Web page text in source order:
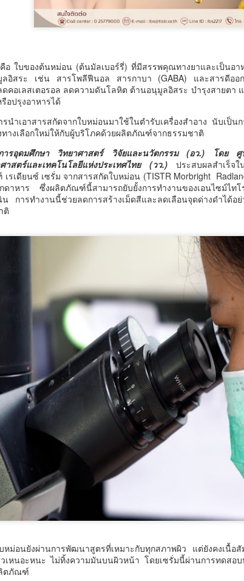
อ ใบของต้นหม่อน (ต้นมัลเบอร์รี่) ที่มีสรรพคุณทางยาและเป็นอา
ลอิสระ เช่น สารโพลีฟีนอล สารกาบา (GABA) และสารดีออ
คอเลสเตอรอล ลดความดันโลหิต ต้านอนุมูลอิสระ บำรุงสายตา
อปรุงอาหารได้
นำเอาสารสกัดจากใบหม่อนมาใช้ในตำรับเครื่องสำอาง นับเป็น
างเลือกใหม่ให้กับผู้บริโภคด้วยผลิตภัณฑ์จากธรรมชาติ
การอุดมศึกษา วิทยาศาสตร์ วิจัยและนวัตกรรม (อว.) โดย ศู
าสตร์และเทคโนโลยีแห่งประเทศไทย (วว.) ประสบผลสำเร็จ
เรเดียนซ์ เซรั่ม จากสารสกัดใบหม่อน (TISTR Morbright
ดาหาร ซึ่งผลิตภัณฑ์นี้สามารถยับยั้งการทำงานของเอนไซม์ไท
น การทำงานนี้ช่วยลดการสร้างเม็ดสีและลดเลือนจุดด่างดำได้อ
ติ
หม่อนยังผ่านการพัฒนาสูตรที่เหมาะกับทุกสภาพผิว แต่ยังคงเนื้อ
วเหนอะหนะ ไม่ทิ้งความมันบนผิวหน้า โดยเซรั่มนี้ผ่านการทดสอ
ตภัณฑ์
AUG
มูลนิธิกองทุนนิยมไทย
จับมือ กระทรวง
ลักษณ์อาหารภูมิภาค
"รสถิ่นไทย" เฟ้นหาเมนู
ต้นตำรับ 4 ภูมิภาค ดัน
Soft Power สู่ระดับโลก
มูลนิธิกองทุนนิยมไทย จับมือ
กระทรวงวัฒนธรรม แถลงเปิดตัว
โครงการ ประกวดอัตลักษณ์อาหาร
ภูมิภาค "รสถิ่นไทย" เฟ้นหาเมนูต้น
ตำรับ 4 ภูมิภาค ดัน Soft Power สู่
ระดับโลก
กองทุนนิยมไทย ร่วมกับกระทรวง
ภูมิภาค "รสถิ่นไทย" ณ มูลนิธิ
กองทุนนิยมไทย เขตบางรัก
กรุงเทพฯ เพื่อรวบรวม ยกระดับ และ
ส่งเสริมอัตลักษณ์อาหารท้องถิ่นไทย
สู่การสร้างมูลค่าเพิ่มทางเศรษฐกิจ
และการท่องเที่ยวเชิงอาหาร อย่าง
ยั่งยืน
งานแถลงข่า
AUG
6
นครบาล 1
แกะรอยขย
กลางกรุง
นครบาล 1 กัดไม่ปล่อ
มากว่า 300 โล ก่อนเข้
ย้อนไปเมื่อ 16 มี.ค
กก.สืบสวนนครบาล
5
วศ.อว. จับมือ ทช.ทส. ยกระดับห้องปฏิบัติการไมโค
พลาสติกสู่มาตรฐานสากล
“AppTech”​ ยกกำลังประเทศไทยจากฐานราก​ เมื่อ
เทคโนโลยีที่เหมาะสมเป็นกลไกยกระดับทุนมนุษย์
“AppTech”​ ยกกำลังประเทศไทยจากฐานราก​ เมื่อเทคโนโลยีที่เหม
กลไกยกระดับทุนมนุษย์
หน่วยบริหารจัดการทุนด้านพัฒนาพื้นที่ (บพท.) สำนักงานเร่งรัดการ
และนวัตกรรมเพื่อเพิ่มความสามารถการแข่งขันและการพัฒนาพื้นที่
(องค์การมหาชน)
ประเทศไทยกำลังเข้าสู่ช่วงเวลาที่โจทย์เศรษฐกิจไม่ใช่เพียง “ทำอย่า
เศรษฐกิจเติบโต” แต่คือ ทำอย่างไรให้การเติบโตทางเศรษฐกิจสร้าง
คนจำนวนมากขึ้น และทำให้คนในทุกพื้นที่สามารถเป็นผู้สร้างมูลค่
เศรษฐกิจได้ด้วยตนเอง
ศาสตราจารย์ ดร.ยศชนัน วงศ์สวัสดิ์ รองนายกรั
AUG
4
กรมบังคับคดี กระทรวงยุติธรรม ประกาศความพ
ครั้งในการเข้าร่วมงานมหกรรมทางการเงินครั้งยิ่
ของภาคตะวันออกเฉียงเหนือ Money Expo Korat
ภายใต้คอนเซปต์ "LED Smart Partner" มุ่งเน้นกา
คู่คิดอัจฉริยะที่ช่วยเปลี่ยนเรื่องหนี้ที่ซับซ้อนให้กล
เรื่องง่าย พร้อมมอบโอกาสการเริ่มต้นใหม่ทางกา
ให้กับพี่น้องประชาชน
กรมบังคับคดี กระทรวงยุติธรรม ประกาศความพร้อมอีกครั้งในการเ
งานมหกรรมทางการเงินครั้งยิ่งใหญ่ของภาคตะวันออกเฉียงเหนือ
Expo Korat 2026 ภายใต้คอนเซปต์ "LED Smart Partner" มุ่งเน้นก
โอกาสการเริ่มต้นใหม่ทางการเงินให้กับพี่น้องประชาชน
ในสภาวะเศรษฐกิจปัจจุบันที่หลายคนเผชิญกับภาระหนี้สิน กรมบังคับ
ควรใช้ที่นอนแบบเดียวกัน
ที่นอนตามสรีระ คืออะไร? ทำไมคนรูปร่างต่างกัน ไม่ควรใช้ที่นอน
เดียวกัน